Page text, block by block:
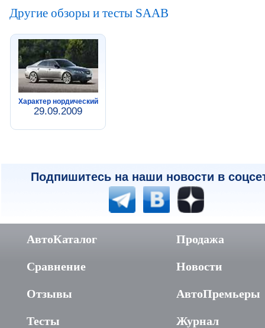
Другие обзоры и тесты SAAB
Характер нордический
29.09.2009
Подпишитесь на наши новости в
АвтоКаталог
Сравнение
Отзывы
Тесты
Продажа
Новости
АвтоПремьеры
Журнал